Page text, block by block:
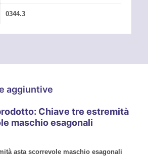
0344.3
aggiuntive
Chiave tre estremità
maschio esagonali
asta scorrevole maschio esagonali